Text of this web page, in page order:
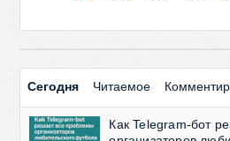
Сегодня Читаемое
Как Telegram-бот